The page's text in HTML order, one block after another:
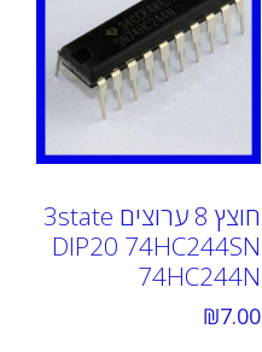
חוצץ 8 ערוצים 3state
DIP20 74HC244SN
74HC244N
₪7.00